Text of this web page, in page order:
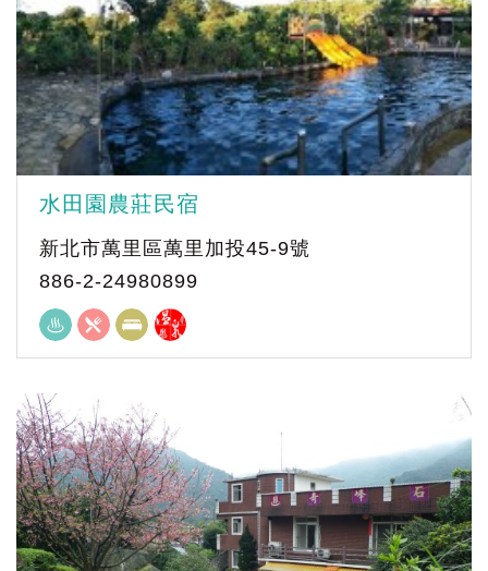
水田園農莊民宿
新北市萬里區萬里加投45-9號
886-2-24980899